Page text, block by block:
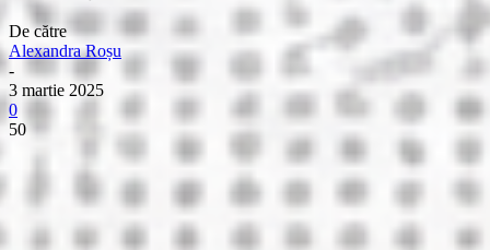
De către
Alexandra Roșu
-
3 martie 2025
0
50